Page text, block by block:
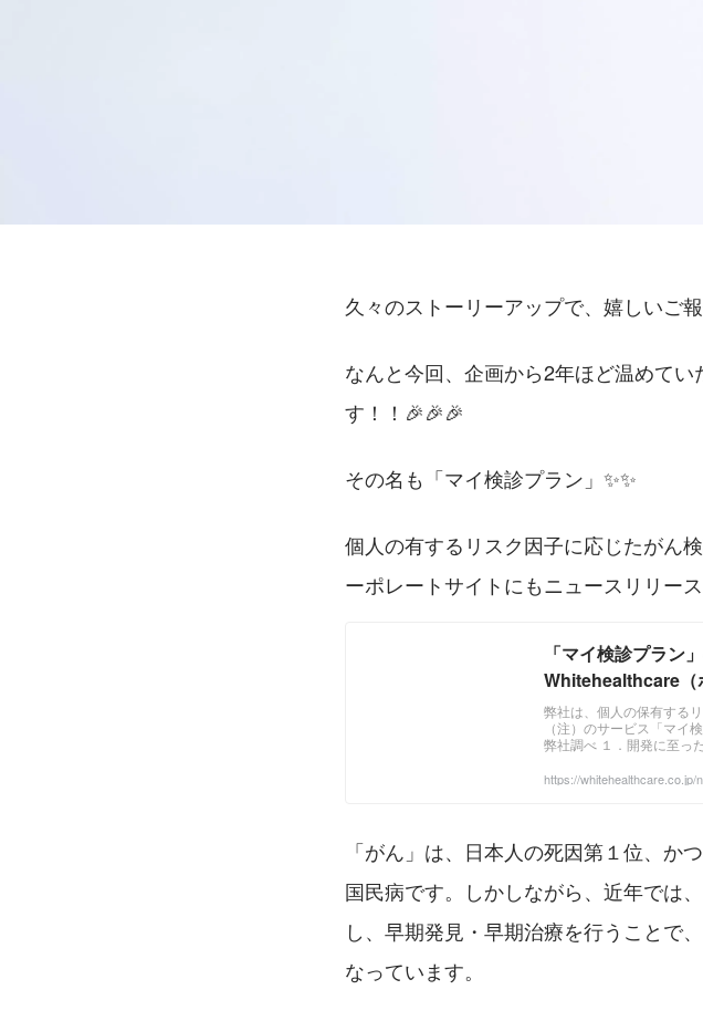
久々のストーリーアップで、嬉しいご
なんと今回、企画から2年ほど温めて
す！！🎉🎉🎉
その名も「マイ検診プラン」✨✨
個人の有するリスク因子に応じたがん
ーポレートサイトにもニュースリリー
「マイ検診プラン
Whitehealthcare（
弊社は、個人の保有する
（注）のサービス「マイ
弊社調べ １．開発に至っ
健康保険組合や薬局を通
https://whitehealthcare.co.jp/
「がん」は、日本人の死因第１位、か
国民病です。しかしながら、近年では
し、早期発見・早期治療を行うことで
なっています。